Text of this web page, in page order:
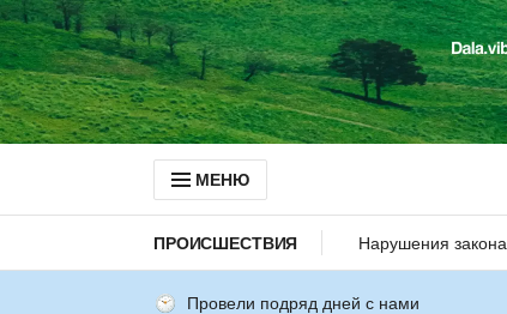
МЕНЮ
ПРОИСШЕСТВИЯ Нарушения закона
Провели подряд дней с нами